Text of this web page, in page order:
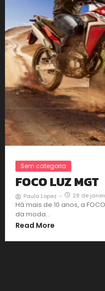
Sem categoria
FOCO LUZ MGT
Paula Lopez - 28 de
Há mais de 10 anos, a
da moda…
Read More